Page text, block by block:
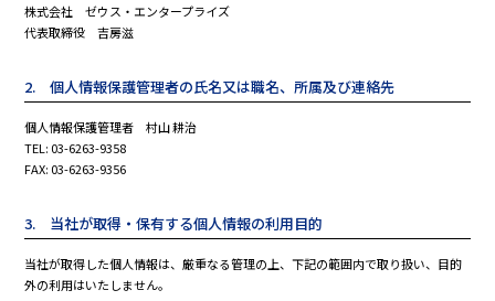
株式会社 ゼウス・エンタープライズ
代表取締役 吉房滋
2. 個人情報保護管理者の氏名又は職名、所属及び連絡先
個人情報保護管理者 村山 耕治
TEL: 03-6263-9358
FAX: 03-6263-9356
3. 当社が取得・保有する個人情報の利用目的
当社が取得した個人情報は、厳重なる管理の上、下記の範囲内で取り扱い、目的
外の利用はいたしません。